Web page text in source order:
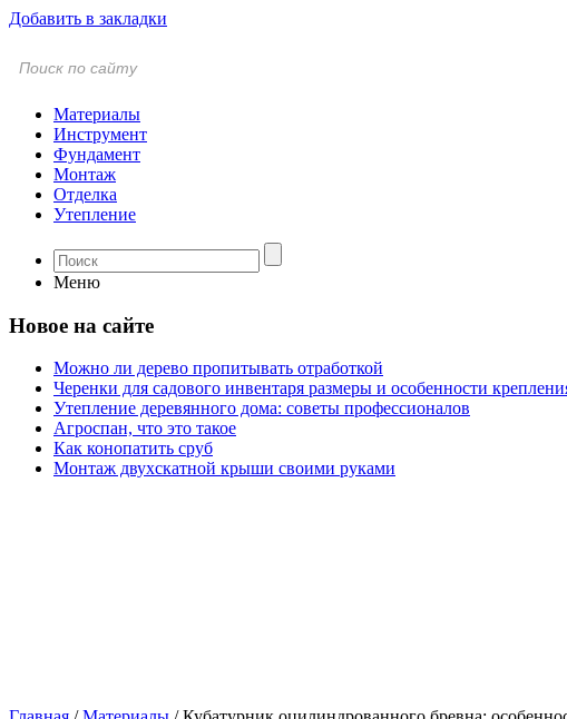
Добавить в закладки
Материалы
Инструмент
Фундамент
Монтаж
Отделка
Утепление
Меню
Новое на сайте
Можно ли дерево пропитывать отработкой
Черенки для садового инвентаря размеры и особенности
Утепление деревянного дома: советы профессионалов
Агроспан, что это такое
Как конопатить сруб
Монтаж двухскатной крыши своими руками